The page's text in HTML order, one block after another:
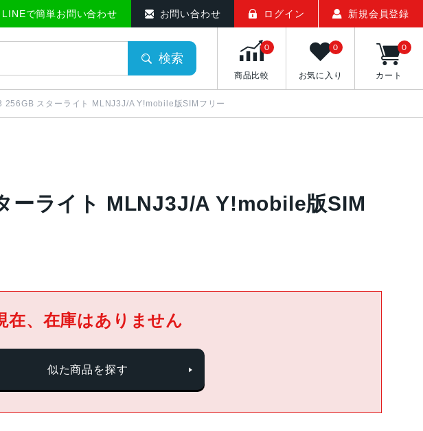
ト
LINEで簡単お問い合わせ お問い合わせ ログイン 新規会員登録
検索
商品比較
0
お気に入り
0
カート
0
256GB スターライト MLNJ3J/A Y!mobile版SIMフリー
ーライト MLNJ3J/A Y!mobile版SIM
在、在庫はありません
似た商品を探す